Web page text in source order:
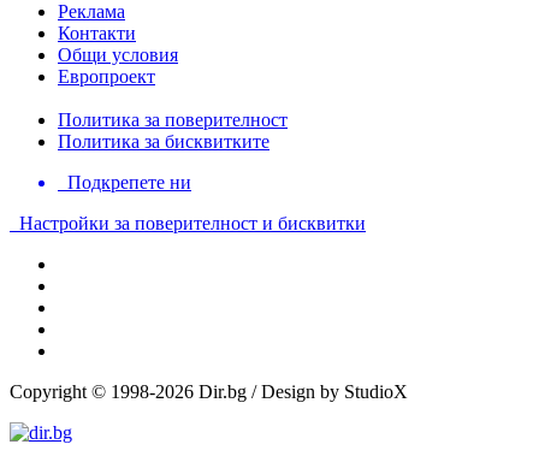
Реклама
Контакти
Общи условия
Европроект
Политика за поверителност
Политика за бисквитките
Подкрепете ни
Настройки за поверителност и бисквитки
Copyright © 1998-2026 Dir.bg / Design by StudioX